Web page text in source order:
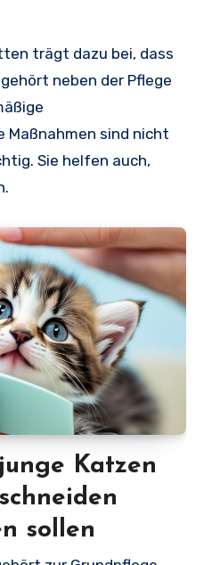
trägt dazu bei, dass
neben der Pflege
Maßnahmen sind nicht
Sie helfen auch,
Katzen
sollen